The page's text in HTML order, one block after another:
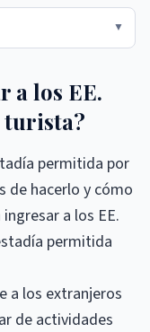
▼
a los EE.
turista?
permitida por
de hacerlo y cómo
a los EE.
permitida
a los extranjeros
de actividades